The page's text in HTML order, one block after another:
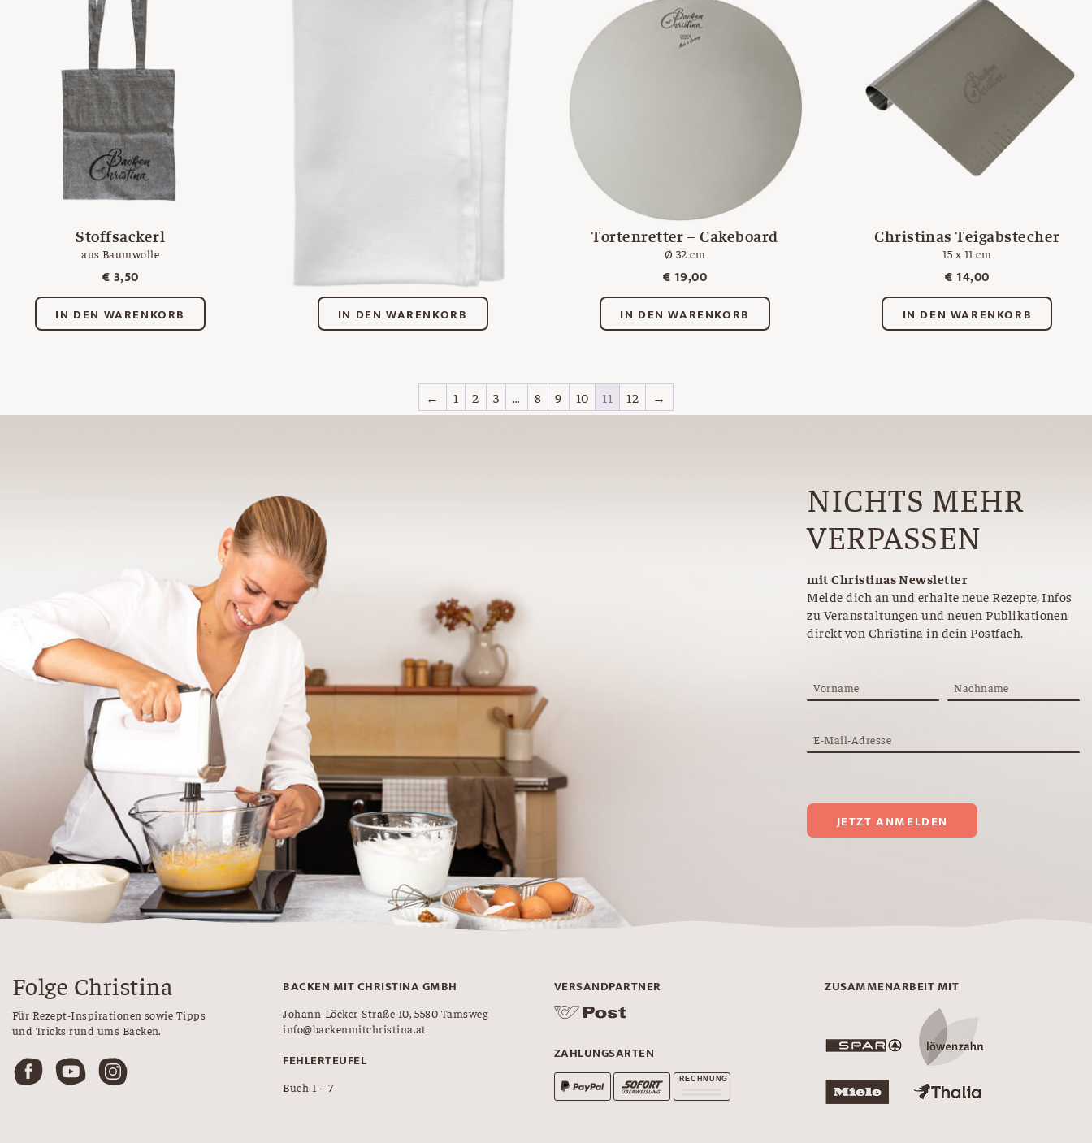
Stoffsackerl
aus Baumwolle
€3,50
IN DEN WARENKORB
€42,00
IN DEN WARENKORB
Tortenretter – Cakeboard
Ø 32 cm
€ 19,00
IN DEN WARENKORB
Christinas Teigabstecher
15 x 11 cm
€ 14,00
IN DEN WARENKORB
← 1 2 3 8 9 10 11 12 →
NICHTS MEHR
VERPASSEN
mit Christinas Newsletter
Melde dich an und erhalte neue Rezepte, Infos
zu Veranstaltungen und neuen Publikationen
direkt von Christina in dein Postfach.
Vorname Nachname
E-Mail-Adresse
JETZT ANMELDEN
Folge Christina
Für Rezept-Inspirationen sowie Tipps
und Tricks rund ums Backen.
BACKEN MIT CHRISTINA GMBH
Johann-Löcker-Straße 10, 5580 Tamsweg
info@backenmitchristina.at
FEHLERTEUFEL
Buch 1 – 7
VERSANDPARTNER
ZAHLUNGSARTEN
ZUSAMMENARBEIT MIT